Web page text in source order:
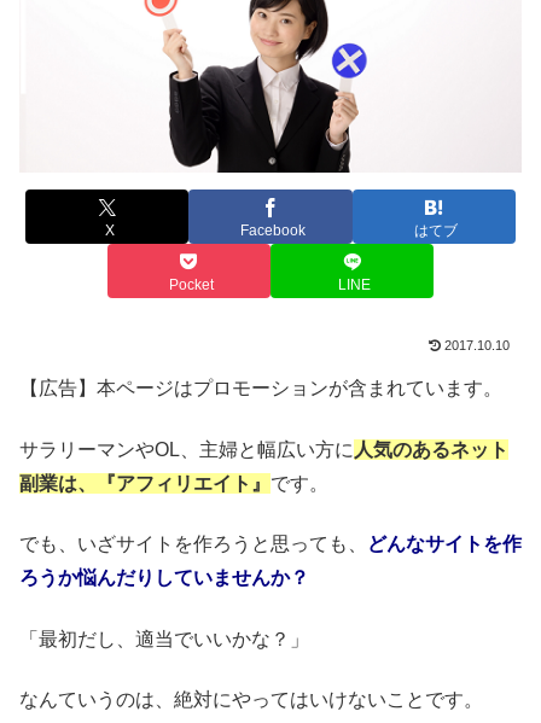
X Facebook はてブ
Pocket LINE
2017.10.10
【広告】本ページはプロモーションが含まれています。
サラリーマンやOL、主婦と幅広い方に 人気のあるネット
副業は、『アフィリエイト』 です。
でも、いざサイトを作ろうと思っても、
どんなサイトを作
ろうか悩んだりしていませんか？
「最初だし、適当でいいかな？」
なんていうのは、絶対にやってはいけないことです。